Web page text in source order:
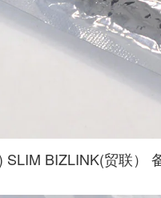
BIZLINK(贸联）